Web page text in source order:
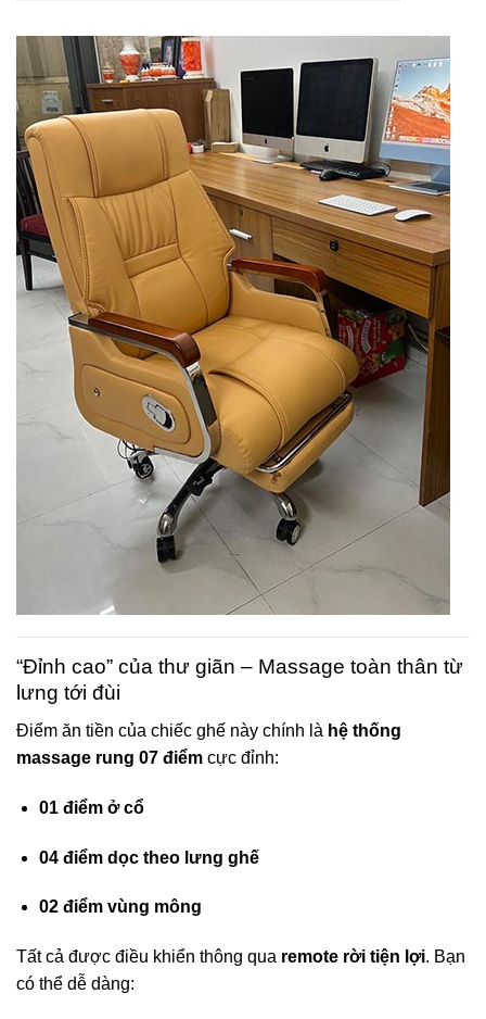
“Đỉnh cao” của thư giãn – Massage toàn thân từ
lưng tới đùi
Điểm ăn tiền của chiếc ghế này chính là hệ thống
massage rung 07 điểm cực đỉnh:
01 điểm ở cổ
04 điểm dọc theo lưng ghế
02 điểm vùng mông
Tất cả được điều khiển thông qua remote rời tiện lợi. Bạn
có thể dễ dàng: